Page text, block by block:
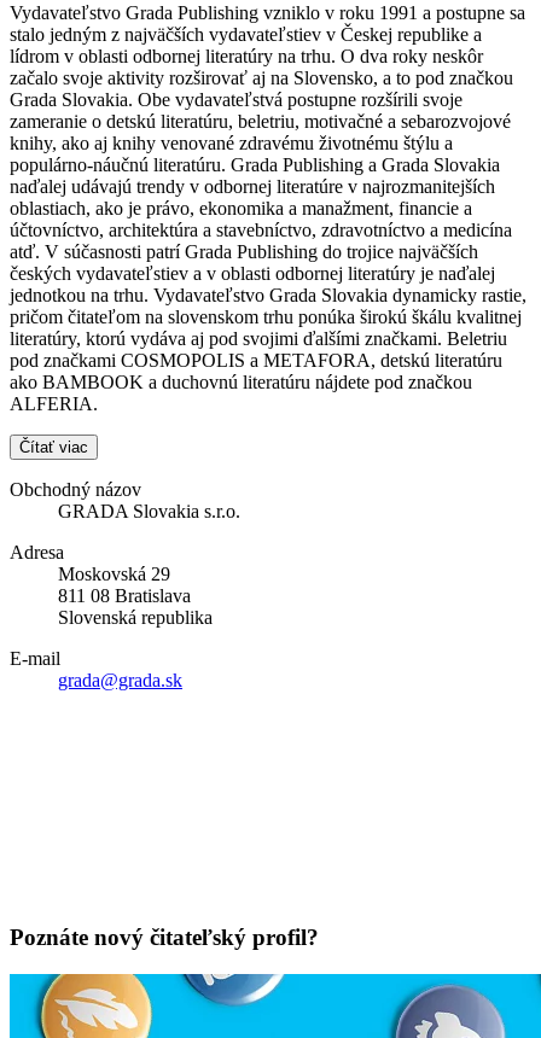
Vydavateľstvo Grada Publishing vzniklo v roku 1991 a postupne sa
stalo jedným z najväčších vydavateľstiev v Českej republike a
lídrom v oblasti odbornej literatúry na trhu. O dva roky neskôr
začalo svoje aktivity rozširovať aj na Slovensko, a to pod značkou
Grada Slovakia. Obe vydavateľstvá postupne rozšírili svoje
zameranie o detskú literatúru, beletriu, motivačné a sebarozvojové
knihy, ako aj knihy venované zdravému životnému štýlu a
populárno-náučnú literatúru. Grada Publishing a Grada Slovakia
naďalej udávajú trendy v odbornej literatúre v najrozmanitejších
oblastiach, ako je právo, ekonomika a manažment, financie a
účtovníctvo, architektúra a stavebníctvo, zdravotníctvo a medicína
atď. V súčasnosti patrí Grada Publishing do trojice najväčších
českých vydavateľstiev a v oblasti odbornej literatúry je naďalej
jednotkou na trhu. Vydavateľstvo Grada Slovakia dynamicky rastie,
pričom čitateľom na slovenskom trhu ponúka širokú škálu kvalitnej
literatúry, ktorú vydáva aj pod svojimi ďalšími značkami. Beletriu
pod značkami COSMOPOLIS a METAFORA, detskú literatúru
ako BAMBOOK a duchovnú literatúru nájdete pod značkou
ALFERIA.
Čítať viac
Obchodný názov
GRADA Slovakia s.r.o.
Adresa
Moskovská 29
811 08 Bratislava
Slovenská republika
E-mail
grada@grada.sk
Poznáte nový čitateľský profil?